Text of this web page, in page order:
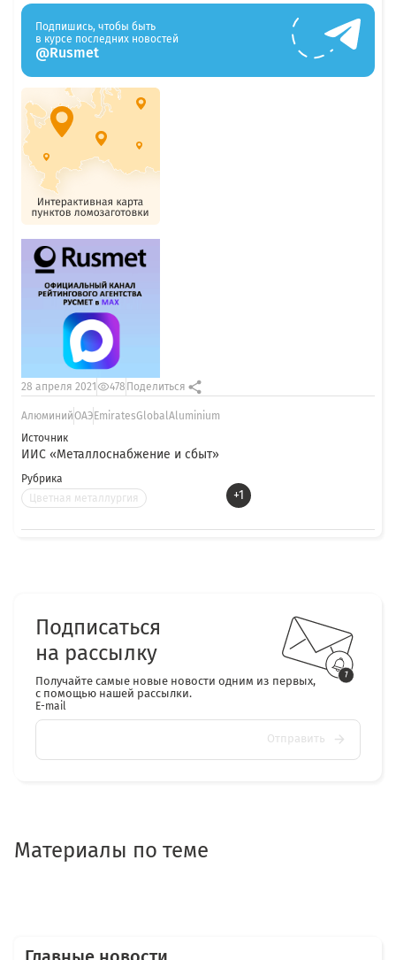
Источник
ИИС «Металлоснабжение и сбыт»
Рубрика
Цветная металлургия
+1
28 апреля 2021 478 Поделиться
АлюминийОАЭ EmiratesGlobalAluminium
Подпишись, чтобы быть
в курсе последних новостей
@Rusmet
Подписаться
на рассылку
Получайте самые новые новости одним из первых,
с помощью нашей рассылки.
E-mail
Отправить
Материалы по теме